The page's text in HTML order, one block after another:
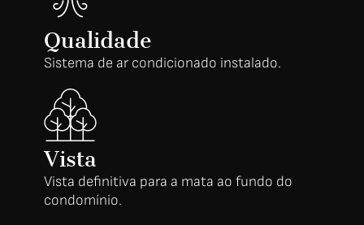
Qualidade
Sistema de ar condicionado instalado.
Vista
Vista definitiva para a mata ao fundo do
condomínio.